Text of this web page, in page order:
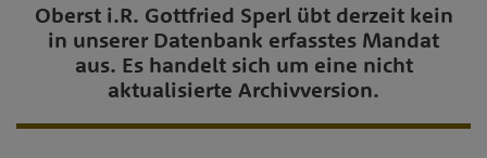
Oberst i.R. Gottfried Sperl übt derzeit kein
in unserer Datenbank erfasstes Mandat
aus. Es handelt sich um eine nicht
aktualisierte Archivversion.